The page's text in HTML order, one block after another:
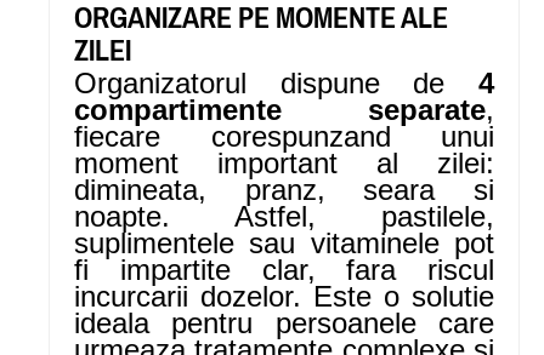
ORGANIZARE PE MOMENTE ALE
ZILEI
Organizatorul dispune de 4
compartimente separate,
fiecare corespunzand unui
moment important al zilei:
dimineata, pranz, seara si
noapte. Astfel, pastilele,
suplimentele sau vitaminele pot
fi impartite clar, fara riscul
incurcarii dozelor. Este o solutie
ideala pentru persoanele care